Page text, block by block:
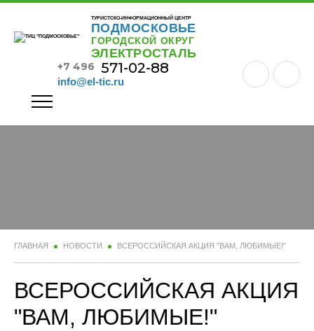
ТУРИСТСКО-ИНФОРМАЦИОННЫЙ ЦЕНТР
ПОДМОСКОВЬЕ
ГОРОДСКОЙ ОКРУГ
ЭЛЕКТРОСТАЛЬ
+7 496 571-02-88
info@el-tic.ru
ГЛАВНАЯ НОВОСТИ ВСЕРОССИЙСКАЯ АКЦИЯ "ВАМ, ЛЮБИМЫЕ!"
ВСЕРОССИЙСКАЯ АКЦИЯ
"ВАМ, ЛЮБИМЫЕ!"